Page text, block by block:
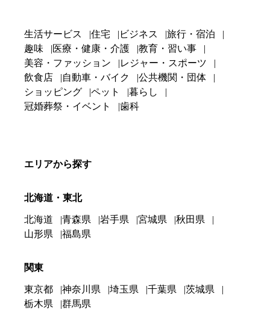
生活サービス 住宅 ビジネス
旅行・宿泊
趣味
医療・健康・介護
教育・習い事
美容・ファッション
レジャー・スポーツ
飲食店
自動車・バイク
公共機関・団体
ショッピング
ペット
暮らし
冠婚葬祭・イベント
歯科
エリアから探す
北海道・東北
北海道 青森県 岩手県 宮城県
秋田県
山形県
福島県
関東
東京都 神奈川県 埼玉県 千葉県
茨城県
栃木県
群馬県